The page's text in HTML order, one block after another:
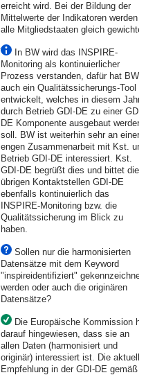
erreicht wird. Bei der Bildung der
Mittelwerte der Indikatoren werden
alle Mitgliedstaaten gleich
In BW wird das INSPIRE-
Monitoring als kontinuierlicher
Prozess verstanden, dafür hat BW
auch ein Qualitätssicherungs-Tool
entwickelt, welches in diesem Jahr
durch Betrieb GDI-DE zu einer GDI-
DE Komponente ausgebaut werden
soll. BW ist weiterhin sehr an einer
engen Zusammenarbeit mit Kst. und
Betrieb GDI-DE interessiert. Kst.
GDI-DE begrüßt dies und bittet die
übrigen Kontaktstellen GDI-DE
ebenfalls kontinuierlich das
INSPIRE-Monitoring bzw. die
Qualitätssicherung im Blick zu
haben.
Sollen nur die harmonisierten
Datensätze mit dem Keyword
"inspireidentifiziert" gekennzeichnet
werden oder auch die originären
Datensätze?
Die Europäische Kommission
darauf hingewiesen, dass sie an
allen Daten (harmonisiert und
originär) interessiert ist. Die aktuelle
Empfehlung in der GDI-DE gemäß